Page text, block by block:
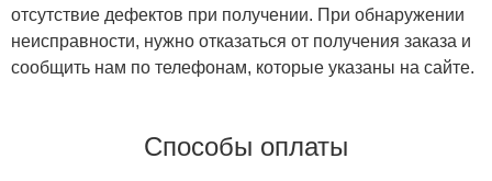
отсутствие дефектов при получении. При обнаружении
неисправности, нужно отказаться от получения заказа и
сообщить нам по телефонам, которые указаны на сайте.
Способы оплаты